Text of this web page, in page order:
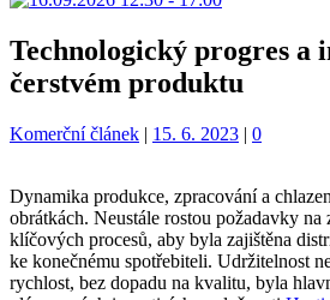
Technologický progres a
čerstvém produktu
Kategorie:
Komerční článek | 15. 6. 2023 | 0
Dynamika produkce, zpracování a
obrátkách. Neustále rostou požadavky na
klíčových procesů, aby byla zajištěna
ke konečnému spotřebiteli. Udržitelnost
rychlost, bez dopadu na kvalitu, byla